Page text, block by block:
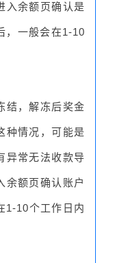
入余额页确认是
，一般会在1-10
结，解冻后奖金
种情况，可能是
异常无法收款导
余额页确认账户
1-10个工作日内